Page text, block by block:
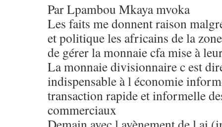
Par Lpambou Mkaya mvoka
Les faits me donnent raison
et politique les africains de la
de gérer la monnaie cfa mise à
La monnaie divisionnaire c est
indispensable à l économie
transaction rapide et informelle
commerciaux